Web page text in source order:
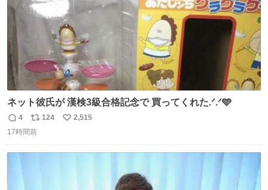
ネット彼氏が 漢検3級合格記念で 買ってくれた.ᐟ.ᐟ🩵
返
信
4
リ
ポ
124
い
2,515
17時間前